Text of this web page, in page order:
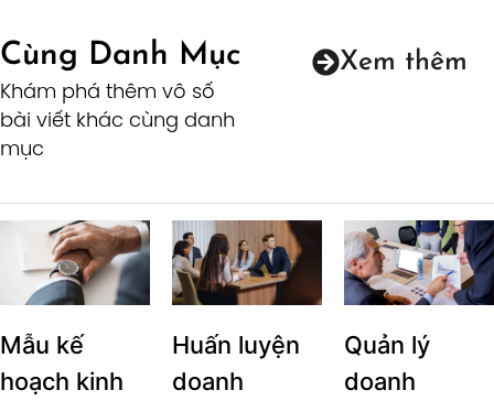
Cùng Danh Mục
Khám phá thêm vô số
bài viết khác cùng danh
mục
Xem thêm
Mẫu kế
hoạch kinh
Huấn luyện
doanh
Quản lý
doanh